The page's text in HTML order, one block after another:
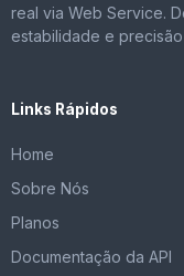
real via Web Service.
estabilidade e
Links Rápidos
Home
Sobre Nós
Planos
Documentação da API